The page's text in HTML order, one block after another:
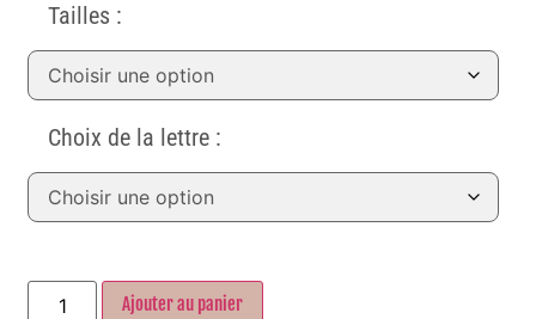
Tailles :
Choix de la lettre :
Ajouter au panier